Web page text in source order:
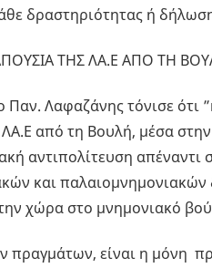
δραστηριότητας ή
ΤΗΣ ΛΑ.Ε ΑΠΟ ΤΗ
Παν. Λαφαζάνης τόνισε ότι
από τη Βουλή, μέσα
αντιπολίτευση απέναντι
και παλαιομνημονιακών
χώρα στο μνημονιακό
πραγμάτων, είναι η μόνη